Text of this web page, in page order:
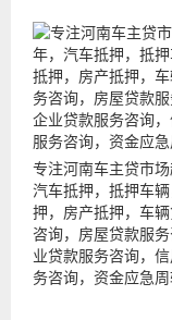
专注河南车主贷市场
汽车抵押，抵押车
押，房产抵押，车
咨询，房屋贷款服
业贷款服务咨询，
务咨询，资金应急